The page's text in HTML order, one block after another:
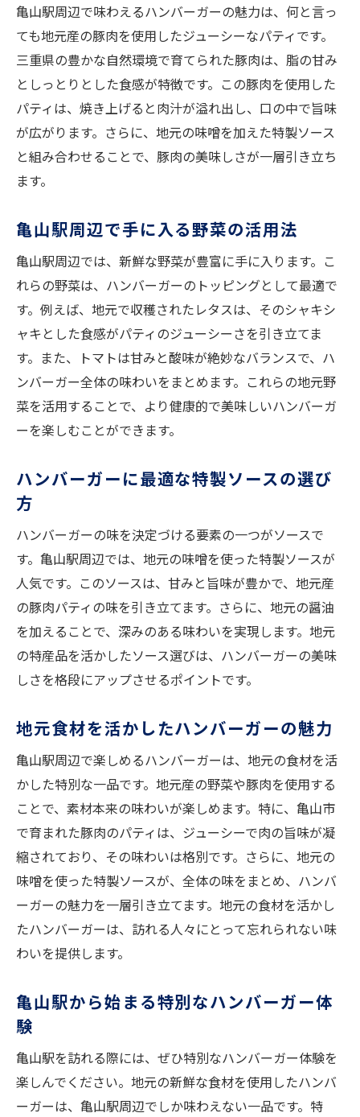
亀山駅ならではのハンバーガーの味わい
地元食材で作る至福のハンバーガー
地元の味を楽しむ亀山駅ハンバーガーレシピ
亀山駅周辺で味わう地元ハンバーガー
新鮮野菜と地元豚肉の絶品パティ
ハンバーガーに合う特製ソースの工夫
地元特産を活かしたハンバーガーレシピ
亀山駅で手に入る食材で特製ハンバーガーを作
る
亀山駅で見つけるハンバーガー素材
特製パティの決め手は地元豚肉
新鮮野菜で彩るハンバーガー
地元ソースで味わう絶品ハンバーガー
ハンバーガーの美味しさを引き出す食材
亀山駅の新鮮食材で作るハンバーガーの秘密
特産豚肉で作るジューシーパティ
地元野菜が引き立てるハンバーガー
特製ソースによる味覚の深み
亀山駅で発見するハンバーガーの魅力
新鮮食材で作る究極のハンバーガー
亀山駅付近の食材でハンバーガーをもっと美味
しく
亀山駅付近の食材を活かしたハンバーガー
新鮮な野菜で彩るハンバーガー
地元特製ソースで味わう一品
亀山駅周辺で楽しむハンバーガーの魅力
食材選びで変わるハンバーガーの味
亀山駅の特産品で絶品ハンバーガーを作る方法
亀山駅特産品を活かしたハンバーガー
ジューシーパティを支える地元豚肉
地元野菜で楽しむ彩り豊かな一品
特製ソースでつくる独自の味わい
亀山駅周辺で味わえるハンバーガーの魅力は、何と言っ
ても地元産の豚肉を使用したジューシーなパティです。
三重県の豊かな自然環境で育てられた豚肉は、脂の甘み
としっとりとした食感が特徴です。この豚肉を使用した
パティは、焼き上げると肉汁が溢れ出し、口の中で旨味
が広がります。さらに、地元の味噌を加えた特製ソース
と組み合わせることで、豚肉の美味しさが一層引き立ち
ます。
亀山駅周辺で手に入る野菜の活用法
亀山駅周辺では、新鮮な野菜が豊富に手に入ります。こ
れらの野菜は、ハンバーガーのトッピングとして最適で
す。例えば、地元で収穫されたレタスは、そのシャキシ
ャキとした食感がパティのジューシーさを引き立てま
す。また、トマトは甘みと酸味が絶妙なバランスで、ハ
ンバーガー全体の味わいをまとめます。これらの地元野
菜を活用することで、より健康的で美味しいハンバーガ
ーを楽しむことができます。
ハンバーガーに最適な特製ソースの選び
方
ハンバーガーの味を決定づける要素の一つがソースで
す。亀山駅周辺では、地元の味噌を使った特製ソースが
人気です。このソースは、甘みと旨味が豊かで、地元産
の豚肉パティの味を引き立てます。さらに、地元の醤油
を加えることで、深みのある味わいを実現します。地元
の特産品を活かしたソース選びは、ハンバーガーの美味
しさを格段にアップさせるポイントです。
地元食材を活かしたハンバーガーの魅力
亀山駅周辺で楽しめるハンバーガーは、地元の食材を活
かした特別な一品です。地元産の野菜や豚肉を使用する
ことで、素材本来の味わいが楽しめます。特に、亀山市
で育まれた豚肉のパティは、ジューシーで肉の旨味が凝
縮されており、その味わいは格別です。さらに、地元の
味噌を使った特製ソースが、全体の味をまとめ、ハンバ
ーガーの魅力を一層引き立てます。地元の食材を活かし
たハンバーガーは、訪れる人々にとって忘れられない味
わいを提供します。
亀山駅から始まる特別なハンバーガー体
験
亀山駅を訪れる際には、ぜひ特別なハンバーガー体験を
楽しんでください。地元の新鮮な食材を使用したハンバ
ーガーは、亀山駅周辺でしか味わえない一品です。特